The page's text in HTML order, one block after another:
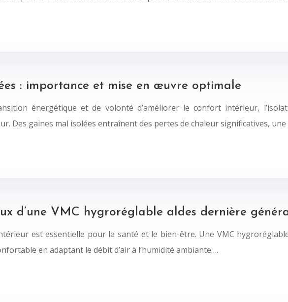
: importance et mise en œuvre optimale
énergétique et de volonté d’améliorer le confort intérieur,
Des gaines mal isolées entraînent des pertes de chaleur significatives,
d’une VMC hygroréglable aldes dernière
est essentielle pour la santé et le bien-être. Une VMC
en adaptant le débit d’air à l’humidité ambiante….